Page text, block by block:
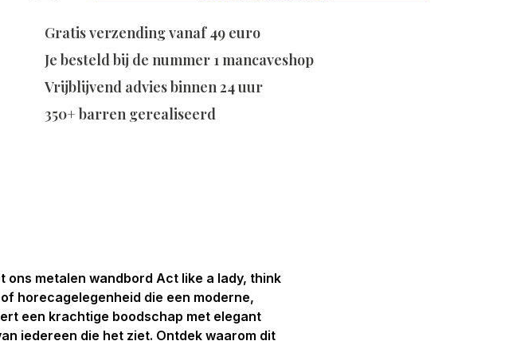
Gratis verzending vanaf 49 euro
Je besteld bij de nummer 1 mancaveshop
Vrijblijvend advies binnen 24 uur
350+ barren gerealiseerd
metalen wandbord Act like a lady, think
horecagelegenheid die een moderne,
een krachtige boodschap met elegant
iedereen die het ziet. Ontdek waarom dit